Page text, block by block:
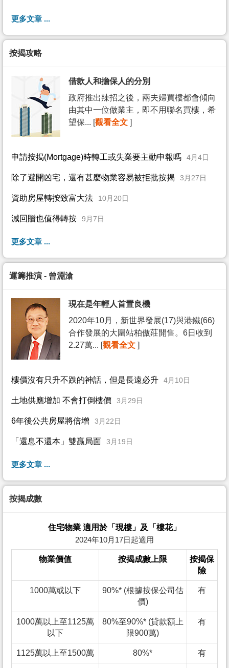
更多文章 ...
按揭攻略
借款人和擔保人的分別
政府推出辣招之後，兩夫婦買樓都會傾向
由其中一位做業主，即不用聯名買樓，希
望保... [觀看全文 ]
申請按揭(Mortgage)時轉工或失業要主動申報嗎 4月4日
除了避開凶宅，還有甚麼物業容易被拒批按揭 3月27日
資助房屋轉按致富大法 10月20日
減回贈也值得轉按 9月7日
更多文章 ...
運籌推演 - 曾淵滄
現在是年輕人首置良機
2020年10月，新世界發展(17)與港鐵(66)
合作發展的大圍站柏傲莊開售。6日收到
2.27萬... [觀看全文 ]
樓價沒有只升不跌的神話，但是長遠必升 4月10日
土地供應增加 不會打倒樓價 3月29日
6年後公共房屋將倍增 3月22日
「還息不還本」雙贏局面 3月19日
更多文章 ...
按揭成數
住宅物業 適用於「現樓」及「樓花」
2024年10月17日起適用
物業價值 按揭成數上限
按揭保
險
1000萬或以下
90%* (根據按保公司估
價)
有
1000萬以上至1125萬
以下
80%至90%* (貸款額上
限900萬)
有
1125萬以上至1500萬 80%* 有